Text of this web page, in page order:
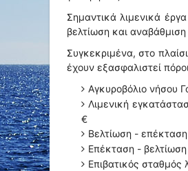
Σημαντικά λιμενικά
βελτίωση και
Συγκεκριμένα, στο
έχουν εξασφαλιστεί
Αγκυροβόλιο νήσου
Λιμενική
€
Βελτίωση -
Επέκταση -
Επιβατικός